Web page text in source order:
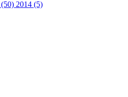
2014 (5)